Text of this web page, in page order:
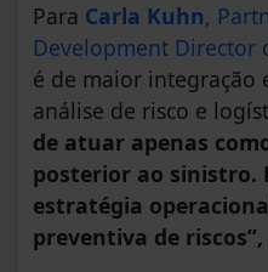
Para Carla Kuhn,
Development Director
é de maior integração
análise de risco e
de atuar apenas
posterior ao sinistro.
estratégia
preventiva de riscos”,